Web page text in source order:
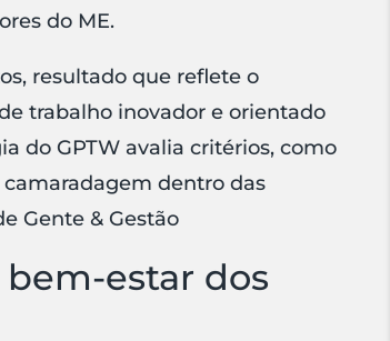
do ME.
resultado que reflete o
trabalho inovador e orientado
do GPTW avalia critérios, como
dentro das
Gente & Gestão
estar dos